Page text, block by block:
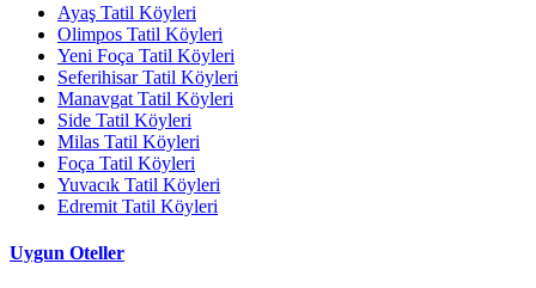
Ayaş Tatil Köyleri
Olimpos Tatil Köyleri
Yeni Foça Tatil Köyleri
Seferihisar Tatil Köyleri
Manavgat Tatil Köyleri
Side Tatil Köyleri
Milas Tatil Köyleri
Foça Tatil Köyleri
Yuvacık Tatil Köyleri
Edremit Tatil Köyleri
Uygun Oteller